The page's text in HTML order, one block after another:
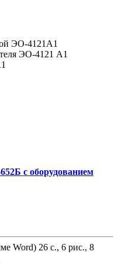
ЭО-4121А1
ЭО-4121 А1
с оборудованием
Word) 26 с., 6 рис., 8